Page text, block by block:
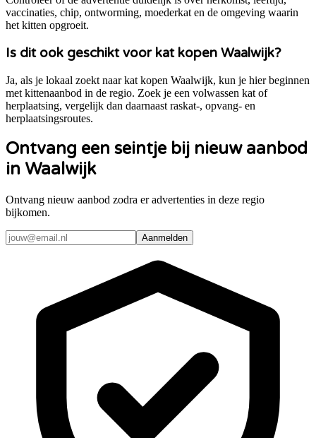
vaccinaties, chip, ontworming, moederkat en de omgeving waarin
het kitten opgroeit.
Is dit ook geschikt voor kat kopen Waalwijk?
Ja, als je lokaal zoekt naar kat kopen Waalwijk, kun je hier beginnen
met kittenaanbod in de regio. Zoek je een volwassen kat of
herplaatsing, vergelijk dan daarnaast raskat-, opvang- en
herplaatsingsroutes.
Ontvang een seintje bij nieuw aanbod
in Waalwijk
Ontvang nieuw aanbod zodra er advertenties in deze regio
bijkomen.
Aanmelden